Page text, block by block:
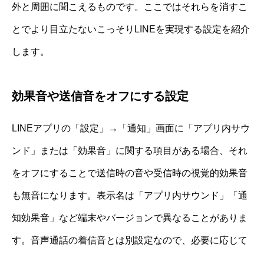
外と周囲に聞こえるものです。ここではそれらを消すこ
とでより目立たないこっそりLINEを実現する設定を紹介
します。
効果音や送信音をオフにする設定
LINEアプリの「設定」→「通知」画面に「アプリ内サウ
ンド」または「効果音」に関する項目がある場合、それ
をオフにすることで送信時の音や受信時の視覚的効果音
も無音になります。表示名は「アプリ内サウンド」「通
知効果音」など端末やバージョンで異なることがありま
す。音声通話の着信音とは別設定なので、必要に応じて